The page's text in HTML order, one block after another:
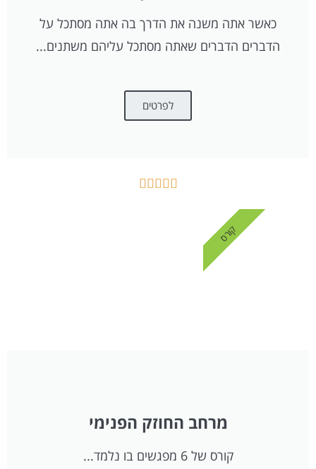
כאשר אתה משנה את הדרך בה אתה מסתכל על
הדברים הדברים שאתה מסתכל עליהם משתנים...
לפרטים





מרחב החוזק הפנימי
קורס של 6 מפגשים בו נלמד...
קורס